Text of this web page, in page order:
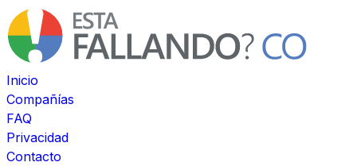
Inicio
Compañías
FAQ
Privacidad
Contacto